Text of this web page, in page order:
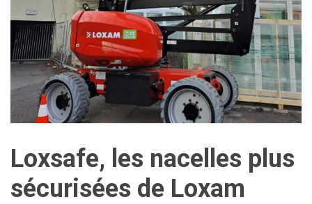
Loxsafe, les nacelles plus
sécurisées de Loxam